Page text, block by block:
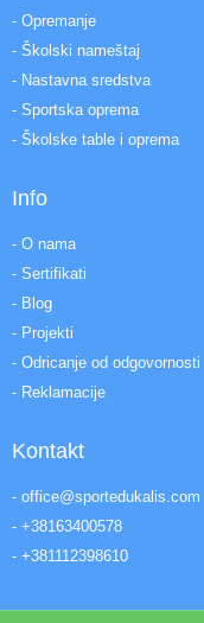
- Opremanje
- Školski nameštaj
- Nastavna sredstva
- Sportska oprema
- Školske table i oprema
Info
- O nama
- Sertifikati
- Blog
- Projekti
- Odricanje od odgovornosti
- Reklamacije
Kontakt
- office@sportedukalis.com
- +38163400578
- +381112398610